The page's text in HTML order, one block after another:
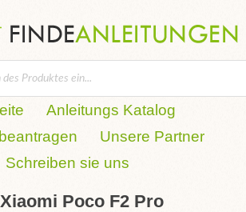
Anleitungs Katalog
Unsere Partner
Schreiben sie uns
Poco F2 Pro